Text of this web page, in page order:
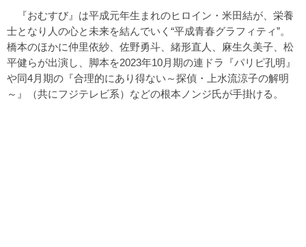
『おむすび』は平成元年生まれのヒロイン・米田結が、栄養
士となり人の心と未来を結んでいく“平成青春グラフィティ”。
橋本のほかに仲里依紗、佐野勇斗、緒形直人、麻生久美子、松
平健らが出演し、脚本を2023年10月期の連ドラ『パリピ孔明』
や同4月期の『合理的にあり得ない～探偵・上水流涼子の解明
～』（共にフジテレビ系）などの根本ノンジ氏が手掛ける。